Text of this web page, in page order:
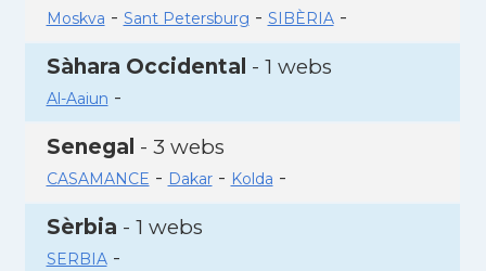
Moskva - Sant Petersburg - SIBÈRIA-
Sàhara Occidental - 1 webs
Al-Aaiun -
Senegal - 3 webs
CASAMANCE - Dakar- Kolda -
Sèrbia - 1 webs
SERBIA-